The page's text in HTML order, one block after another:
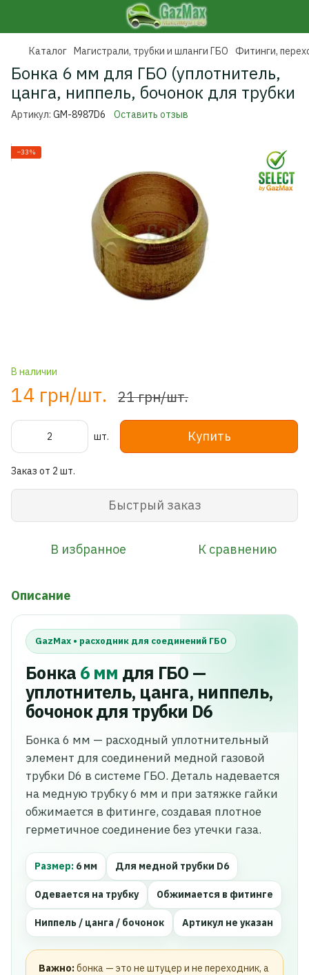
Каталог Магистрали, трубки и шланги ГБО Фитинги,
Бонка 6 мм для ГБО (уплотнитель,
цанга, ниппель, бочонок для трубки
Артикул: GM-8987D6 Оставить отзыв
−33%
В наличии
14 грн/шт. 21 грн/шт.
шт. Купить
Заказ от 2 шт.
Быстрый заказ
В избранное К сравнению
Описание
GazMax • расходник для соединений ГБО
Бонка 6 мм для ГБО —
уплотнитель, цанга, ниппель,
бочонок для трубки D6
Бонка 6 мм — расходный уплотнительный
элемент для соединений медной газовой
трубки D6 в системе ГБО. Деталь надевается
на медную трубку 6 мм и при затяжке гайки
обжимается в фитинге, создавая плотное
герметичное соединение без утечки газа.
Размер: 6 мм Для медной трубки D6
Одевается на трубку Обжимается в фитинге
Ниппель / цанга / бочонок Артикул не указан
Важно:бонка — это не штуцер и не переходник, а